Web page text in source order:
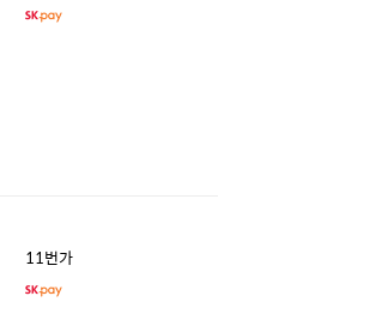
11번가